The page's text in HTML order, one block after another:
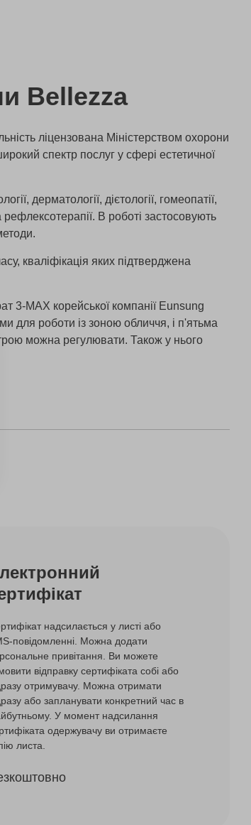
Bellezza
ліцензована Міністерством охорони
спектр послуг у сфері естетичної
дерматології, дієтології, гомеопатії,
рефлексотерапії. В роботі застосовують
кваліфікація яких підтверджена
3-MAX корейської компанії Eunsung
для роботи із зоною обличчя, і п'ятьма
можна регулювати. Також у нього
надсилається у листі або
повідомленні. Можна додати
привітання. Ви можете
відправку сертифіката собі або
отримувачу. Можна отримати
або запланувати конкретний час в
У момент надсилання
одержувачу ви отримаєте
листа.